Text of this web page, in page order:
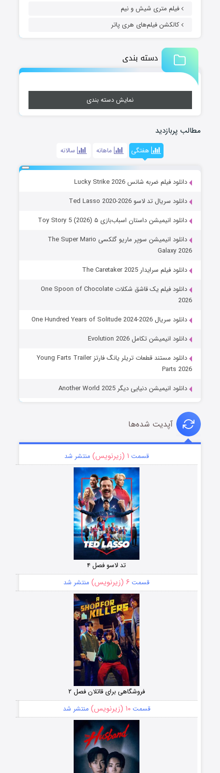
فیلم متری شیش و نیم
کالکشن فیلم‌های هری پاتر
دسته بندی
نمایش دسته بندی
مطالب پربازدید
هفتگی ماهانه سالانه
دانلود فیلم ضربه شانس Lucky Strike 2026
دانلود سریال تد لاسو Ted Lasso 2020-2026
دانلود انیمیشن داستان اسباب‌بازی ۵ Toy Story 5 (2026)
دانلود انیمیشن سوپر ماریو گلکسی The Super Mario
Galaxy 2026
دانلود فیلم سرایدار The Caretaker 2025
دانلود فیلم یک قاشق شکلات One Spoon of Chocolate
2026
دانلود سریال One Hundred Years of Solitude 2024-2026
دانلود انیمیشن تکامل Evolution 2026
دانلود مستند قطعات تریلر یانگ فارتز Young Farts Trailer
Parts 2026
دانلود انیمیشن دنیایی دیگر Another World 2025
آپدیت شده‌ها
قسمت ۱ (زیرنویس) منتشر شد
تد لاسو فصل ۴
قسمت ۶ (زیرنویس) منتشر شد
فروشگاهی برای قاتلان فصل ۲
قسمت۱۰ (زیرنویس) منتشر شد